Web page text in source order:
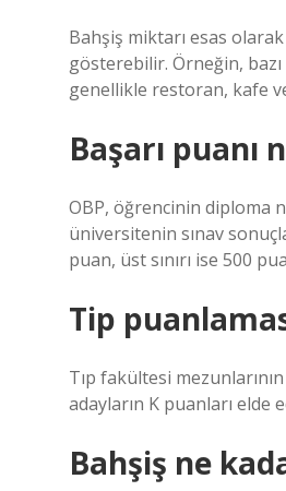
Bahşiş miktarı esas
gösterebilir. Örneğin,
genellikle restoran, kafe
Başarı puanı
OBP, öğrencinin diploma
üniversitenin sınav
puan, üst sınırı ise 500
Tip
Tıp fakültesi
adayların K puanları elde
Bahşiş ne